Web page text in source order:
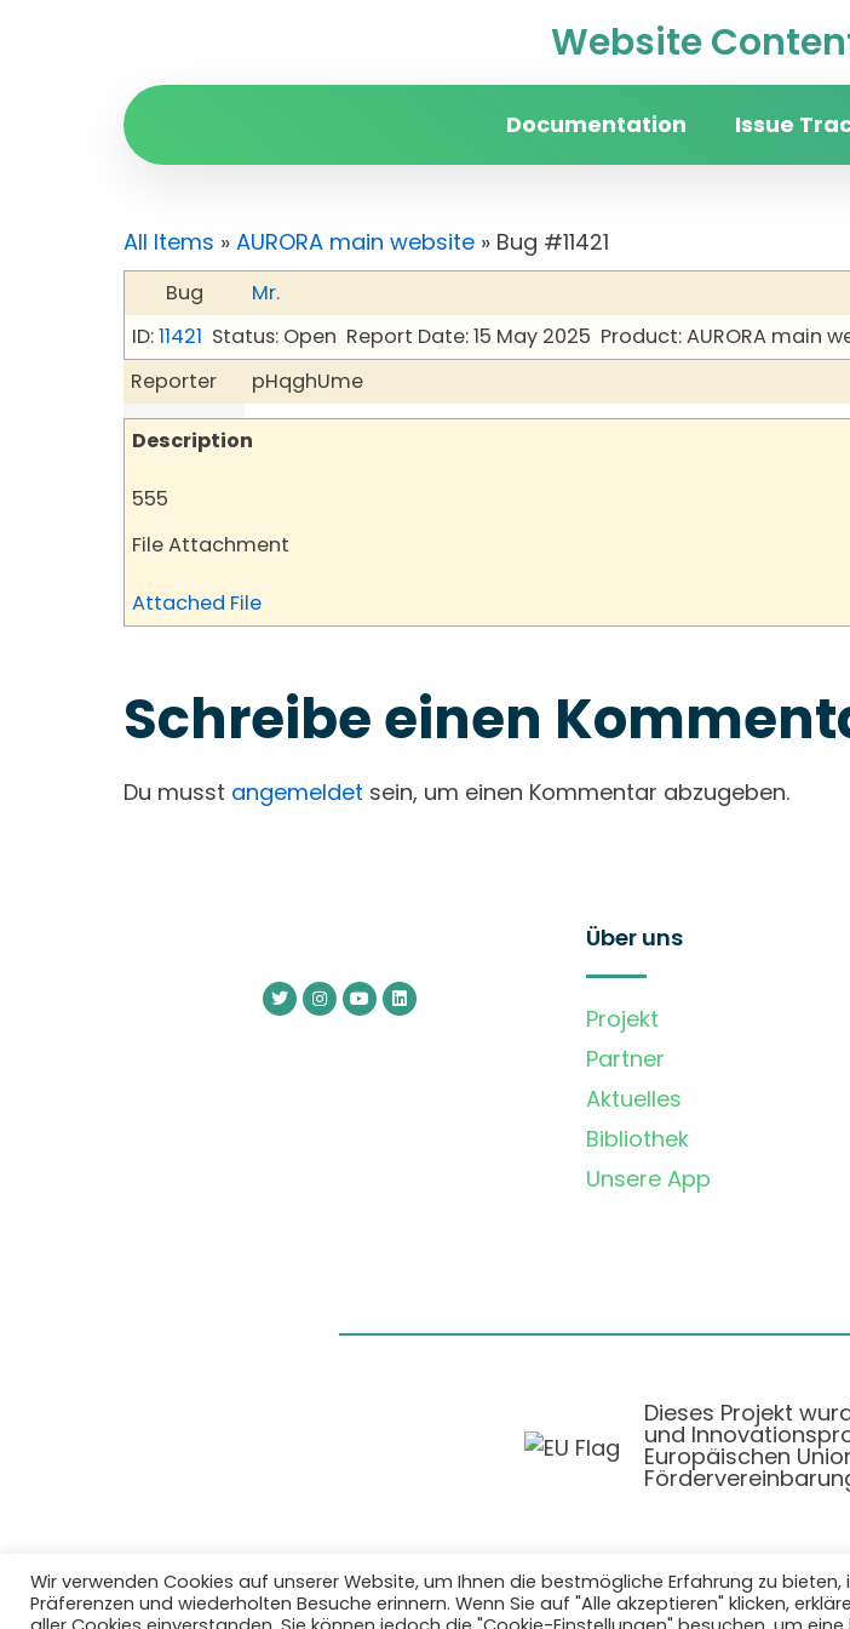
Website
Documentation Issue
All Items » AURORA main website » Bug #11421
Bug
Mr.
ID:11421 Status: Open Report Date: 15 May 2025 Product: AURORA main
Reporter
pHqghUme
Description
555
File Attachment
Attached File
Schreibe einen
Du musst angemeldet sein, um einen Kommentar abzugeben.
Über uns
Projekt
Partner
Aktuelles
Bibliothek
Unsere App
Dieses Projekt
und
Europäischen
Wir verwenden Cookies auf unserer Website, um Ihnen die bestmögliche Erfahrung zu bieten,
Präferenzen und wiederholten Besuche erinnern. Wenn Sie auf "Alle akzeptieren" klicken,